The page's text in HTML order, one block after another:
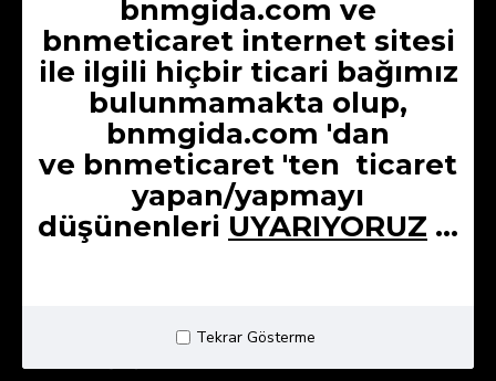
bnmgida.com ve
bnmeticaret internet sitesi
ile ilgili hiçbir ticari bağımız
bulunmamakta olup,
bnmgida.com 'dan
ve bnmeticaret 'ten ticaret
yapan/yapmayı
düşünenleri UYARIYORUZ ...
Tekrar Gösterme
Üyelik Sözleşmesi
Kargo ve Teslimat
Gizlilik Sözleşmesi
Mesafeli Satış Sözleşmesi
İptal & İade Şartları
Ödeme Geçmişim